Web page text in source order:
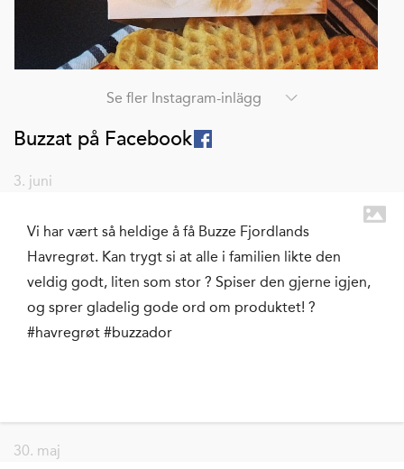
Se fler Instagram-inlägg
Buzzat på Facebook
3. juni
Vi har vært så heldige å få Buzze Fjordlands
Havregrøt. Kan trygt si at alle i familien likte den
veldig godt, liten som stor ? Spiser den gjerne igjen,
og sprer gladelig gode ord om produktet! ?
#havregrøt #buzzador
30. maj